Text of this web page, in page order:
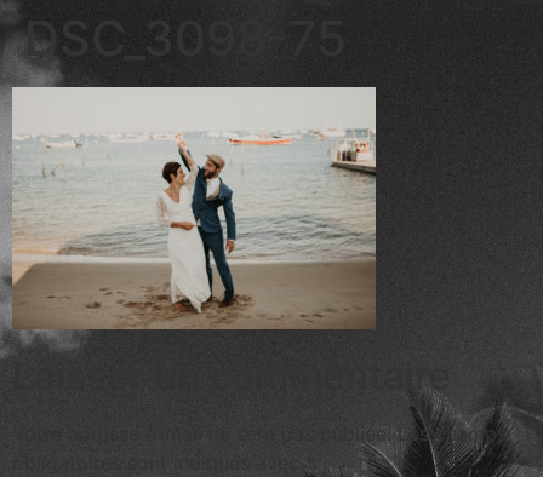
DSC_3098-75
Laisser un commentaire
Votre adresse e-mail ne sera pas publiée.
Les champs
obligatoires sont indiqués avec